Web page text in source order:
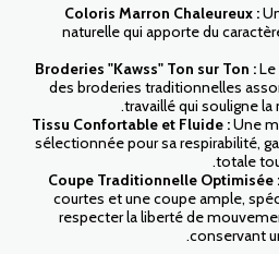
Coloris Marron Chaleureux :
naturelle qui apporte du
Broderies "Kawss" Ton sur Ton :
des broderies traditionnelles
travaillé qui souligne
Tissu Confortable et Fluide :Une
sélectionnée pour sa respirabilité,
totale
Coupe Traditionnelle Optimisée :
courtes et une coupe ample,
respecter la liberté de
conservant